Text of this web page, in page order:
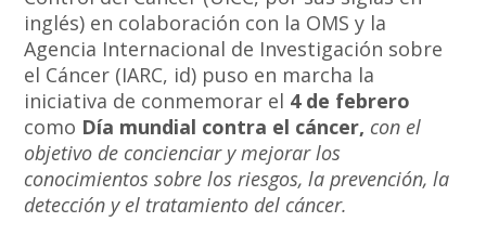
inglés) en colaboración con la OMS y la
Agencia Internacional de Investigación sobre
el Cáncer (IARC, id) puso en marcha la
iniciativa de conmemorar el 4 de febrero
como Día mundial contra el cáncer, con el
objetivo de concienciar y mejorar los
conocimientos sobre los riesgos, la prevención, la
detección y el tratamiento del cáncer.